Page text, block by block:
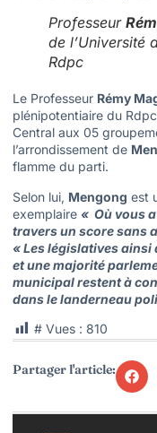
Professeur
de l’Université
Rdpc
Le Professeur Rémy
plénipotentiaire du
Central aux 05
l’arrondissement de
flamme du parti.
Selon lui, Mengong est
exemplaire « Où vous
travers un score sans
«Les législatives ainsi
et une majorité
municipal restent à
dans le landerneau
# Vues : 810
Partager l'article: